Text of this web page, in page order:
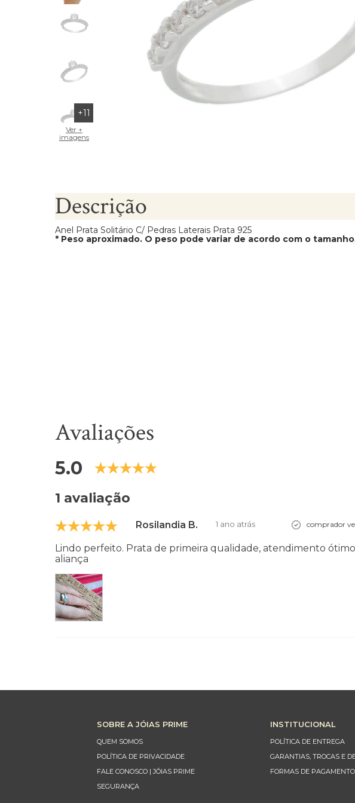
Brincos Segundo Furo
+11
Ver +
imagens
Descrição
Anel Prata Solitário C/ Pedras Laterais Prata 925
* Peso aproximado. O peso pode variar de acordo com o
Avaliações
5.0
1 avaliação
Rosilandia B. 1 ano atrás comprador
Lindo perfeito. Prata de primeira qualidade, atendimento
aliança
SOBRE A JÓIAS PRIME
QUEM SOMOS
POLÍTICA DE PRIVACIDADE
FALE CONOSCO | JÓIAS PRIME
SEGURANÇA
INSTITUCIONAL
POLÍTICA DE ENTREGA
GARANTIAS, TROCAS E
FORMAS DE